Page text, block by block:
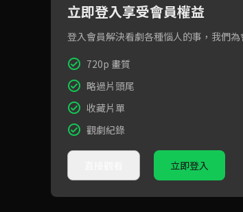
立即登入享受會員權益
登入會員解決看劇各種惱人的事，我們為
720p 畫質
略過片頭尾
收藏片單
觀劇紀錄
立即登入